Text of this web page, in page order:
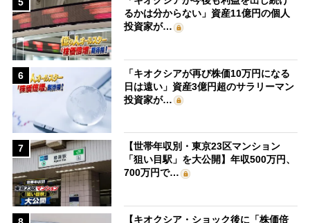
るかは分からない」資産11億円の個人
投資家が…
6
「キオクシアが再び株価10万円になる
日は遠い」資産3億円超のサラリーマン
投資家が…
7
【世帯年収別・東京23区マンション
「狙い目駅」を大公開】年収500万円、
700万円で…
【キオクシア・ショック後に「株価倍